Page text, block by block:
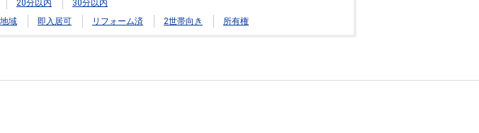
20分以内
30分以内
域 即入居可 リフォーム済 2世帯向き 所有権